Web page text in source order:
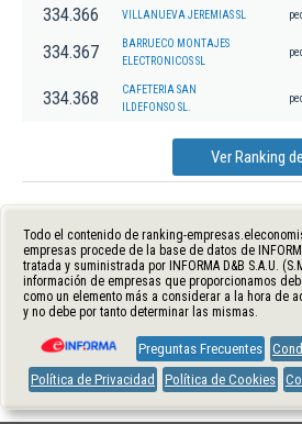
334.366 VILLANUEVA JEREMIAS SL
334.367
BARRUECO MONTAJES
ELECTRONICOS SL
334.368
CAFETERIA SAN
ILDEFONSO SL.
Ver Ranking
Todo el contenido de ranking-
empresas procede de la base de datos de
tratada y suministrada por INFORMA D&B S.A.U.
información de empresas que proporcionamos
como un elemento más a considerar a la hora de
y no debe por tanto determinar las mismas.
Preguntas Frecuentes
Política de Privacidad
Política de Cookies